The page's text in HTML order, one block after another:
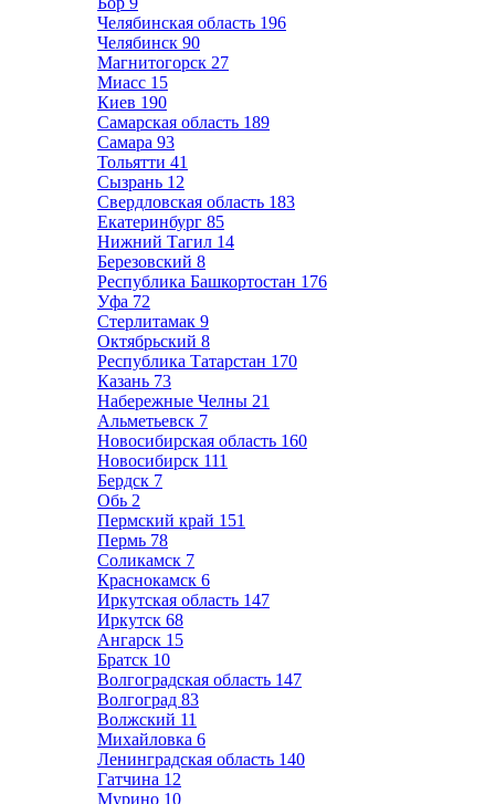
Челябинская область 196
Челябинск 90
Магнитогорск 27
Миасс 15
Киев 190
Самарская область 189
Самара 93
Тольятти 41
Сызрань 12
Свердловская область 183
Екатеринбург 85
Нижний Тагил 14
Березовский 8
Республика Башкортостан 176
Уфа 72
Стерлитамак 9
Октябрьский 8
Республика Татарстан 170
Казань 73
Набережные Челны 21
Альметьевск 7
Новосибирская область 160
Новосибирск 111
Бердск 7
Обь 2
Пермский край 151
Пермь 78
Соликамск 7
Краснокамск 6
Иркутская область 147
Иркутск 68
Ангарск 15
Братск 10
Волгоградская область 147
Волгоград 83
Волжский 11
Михайловка 6
Ленинградская область 140
Гатчина 12
Мурино 10